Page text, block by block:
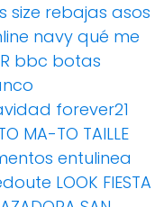
size rebajas asos
navy qué me
bbc botas
forever21
MA-TO TAILLE
entulinea
LOOK FIESTA